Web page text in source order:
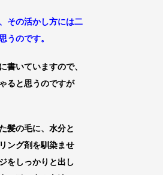
その活かし方には二
うのです。
書いていますので、
ると思うのですが
髪の毛に、水分と
ング剤を馴染ませ
をしっかりと出し